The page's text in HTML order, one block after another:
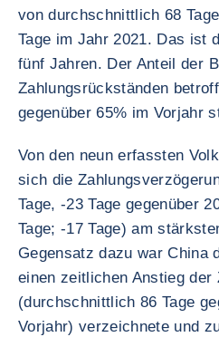
von durchschnittlich 68
Tage im Jahr 2021. Das ist
fünf Jahren. Der Anteil der
Zahlungsrückständen
gegenüber 65% im Vorjahr
Von den neun erfassten
sich die
Tage, -23 Tage gegenüber
Tage; -17 Tage) am
Gegensatz dazu war China
einen zeitlichen Anstieg der
(durchschnittlich 86 Tage
Vorjahr) verzeichnete und